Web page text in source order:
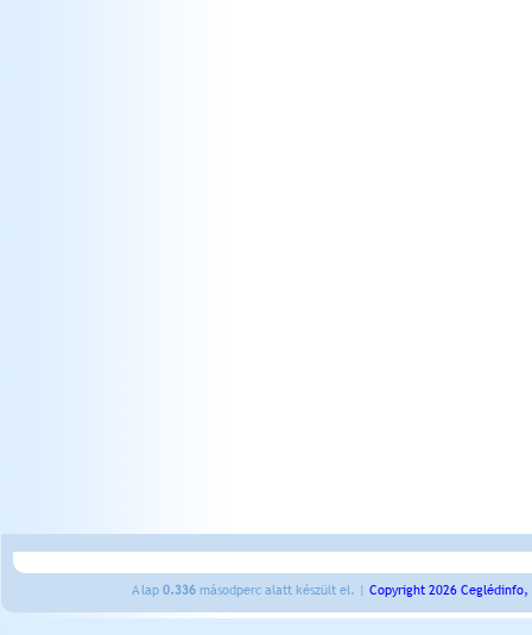
A lap 0.336 másodperc alatt készült el. | Copyright 2026